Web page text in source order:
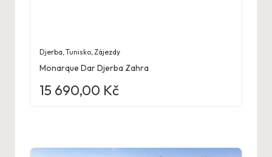
Djerba,Tunisko,Zájezdy
Monarque Dar Djerba Zahra
15 690,00 Kč